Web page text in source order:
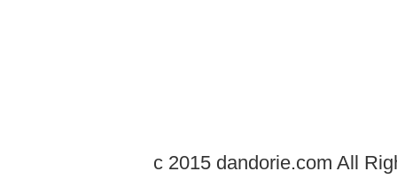
c 2015 dandorie.com All